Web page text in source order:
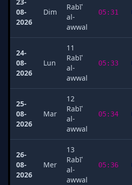
08-
2026
Dim
Rabīʿ
al-
awwal
05:31
24-
08-
2026
Lun
11
Rabīʿ
al-
awwal
05:33
25-
08-
2026
Mar
12
Rabīʿ
al-
awwal
05:34
26-
08-
2026
Mer
13
Rabīʿ
al-
awwal
05:36